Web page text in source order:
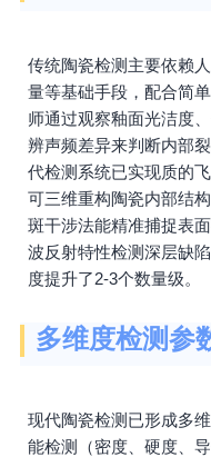
传统陶瓷检测主要依赖
量等基础手段，配合简
师通过观察釉面光洁度
辨声频差异来判断内部
代检测系统已实现质的
可三维重构陶瓷内部结
斑干涉法能精准捕捉表
波反射特性检测深层缺
度提升了2-3个数量级。
多维度检测参
现代陶瓷检测已形成多
能检测（密度、硬度、